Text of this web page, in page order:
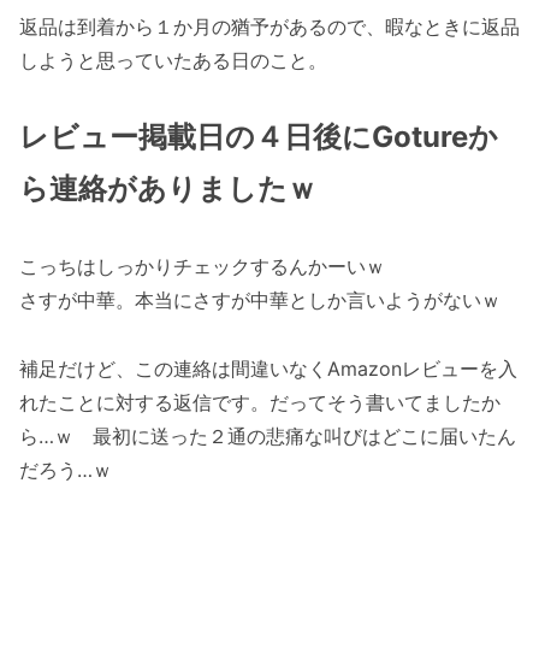
返品は到着から１か月の猶予があるので、暇なときに返品
しようと思っていたある日のこと。
レビュー掲載日の４日後にGotureか
ら連絡がありましたｗ
こっちはしっかりチェックするんかーいｗ
さすが中華。本当にさすが中華としか言いようがないｗ
補足だけど、この連絡は間違いなくAmazonレビューを入
れたことに対する返信です。だってそう書いてましたか
ら…ｗ 最初に送った２通の悲痛な叫びはどこに届いたん
だろう…ｗ